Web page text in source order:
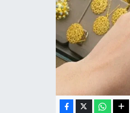
Manşetler
SürManşet